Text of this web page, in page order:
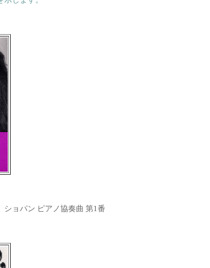
ョパン ピアノ協奏曲 第1番